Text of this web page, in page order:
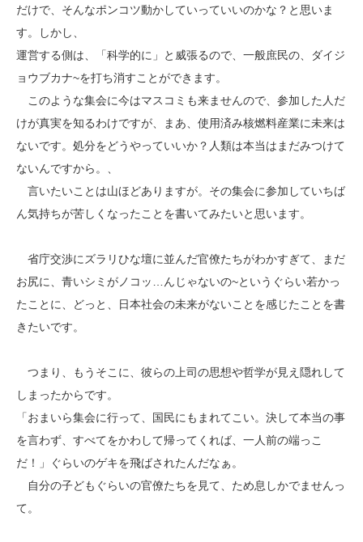
だけで、そんなポンコツ動かしていっていいのかな？と思いま
す。しかし、
運営する側は、「科学的に」と威張るので、一般庶民の、ダイジ
ョウブカナ~を打ち消すことができます。
このような集会に今はマスコミも来ませんので、参加した人だ
けが真実を知るわけですが、まあ、使用済み核燃料産業に未来は
ないです。処分をどうやっていいか？人類は本当はまだみつけて
ないんですから。、
言いたいことは山ほどありますが。その集会に参加していちば
ん気持ちが苦しくなったことを書いてみたいと思います。
省庁交渉にズラリひな壇に並んだ官僚たちがわかすぎて、まだ
お尻に、青いシミがノコッ…んじゃないの~というぐらい若かっ
たことに、どっと、日本社会の未来がないことを感じたことを書
きたいです。
つまり、もうそこに、彼らの上司の思想や哲学が見え隠れして
しまったからです。
「おまいら集会に行って、国民にもまれてこい。決して本当の事
を言わず、すべてをかわして帰ってくれば、一人前の端っこ
だ！」ぐらいのゲキを飛ばされたんだなぁ。
自分の子どもぐらいの官僚たちを見て、ため息しかでませんっ
て。